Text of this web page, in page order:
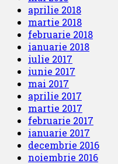
aprilie 2018
martie 2018
februarie 2018
ianuarie 2018
iulie 2017
iunie 2017
mai 2017
aprilie 2017
martie 2017
februarie 2017
ianuarie 2017
decembrie 2016
noiembrie 2016